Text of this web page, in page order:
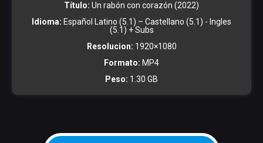
Título: Un rabón con corazón (2022)
Idioma: Español Latino (5.1) – Castellano (5.1) - Ingles
(5.1) + Subs
Resolucion: 1920×1080
Formato: MP4
Peso: 1.30 GB